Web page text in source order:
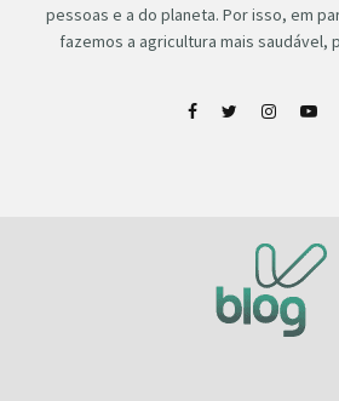
pessoas e a do planeta. Por isso, em
fazemos a agricultura mais saudável,